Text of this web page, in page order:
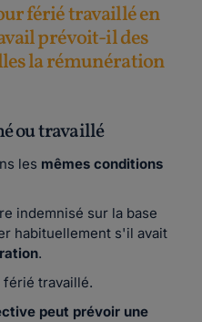
férié travaillé en
prévoit-il des
la rémunération
ou travaillé
les mêmes conditions
indemnisé sur la base
habituellement s'il avait
.
férié travaillé.
peut prévoir une